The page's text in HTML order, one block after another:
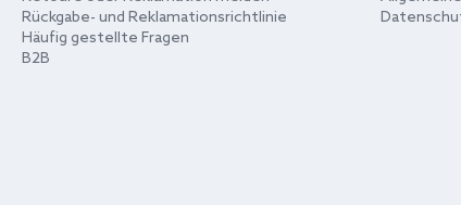
Rückgabe- und Reklamationsrichtlinie
Häufig gestellte Fragen
B2B